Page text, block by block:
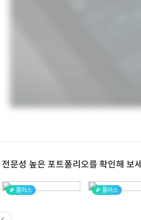
전문성 높은 포트폴리오를 확인해 보
플러스 플러스